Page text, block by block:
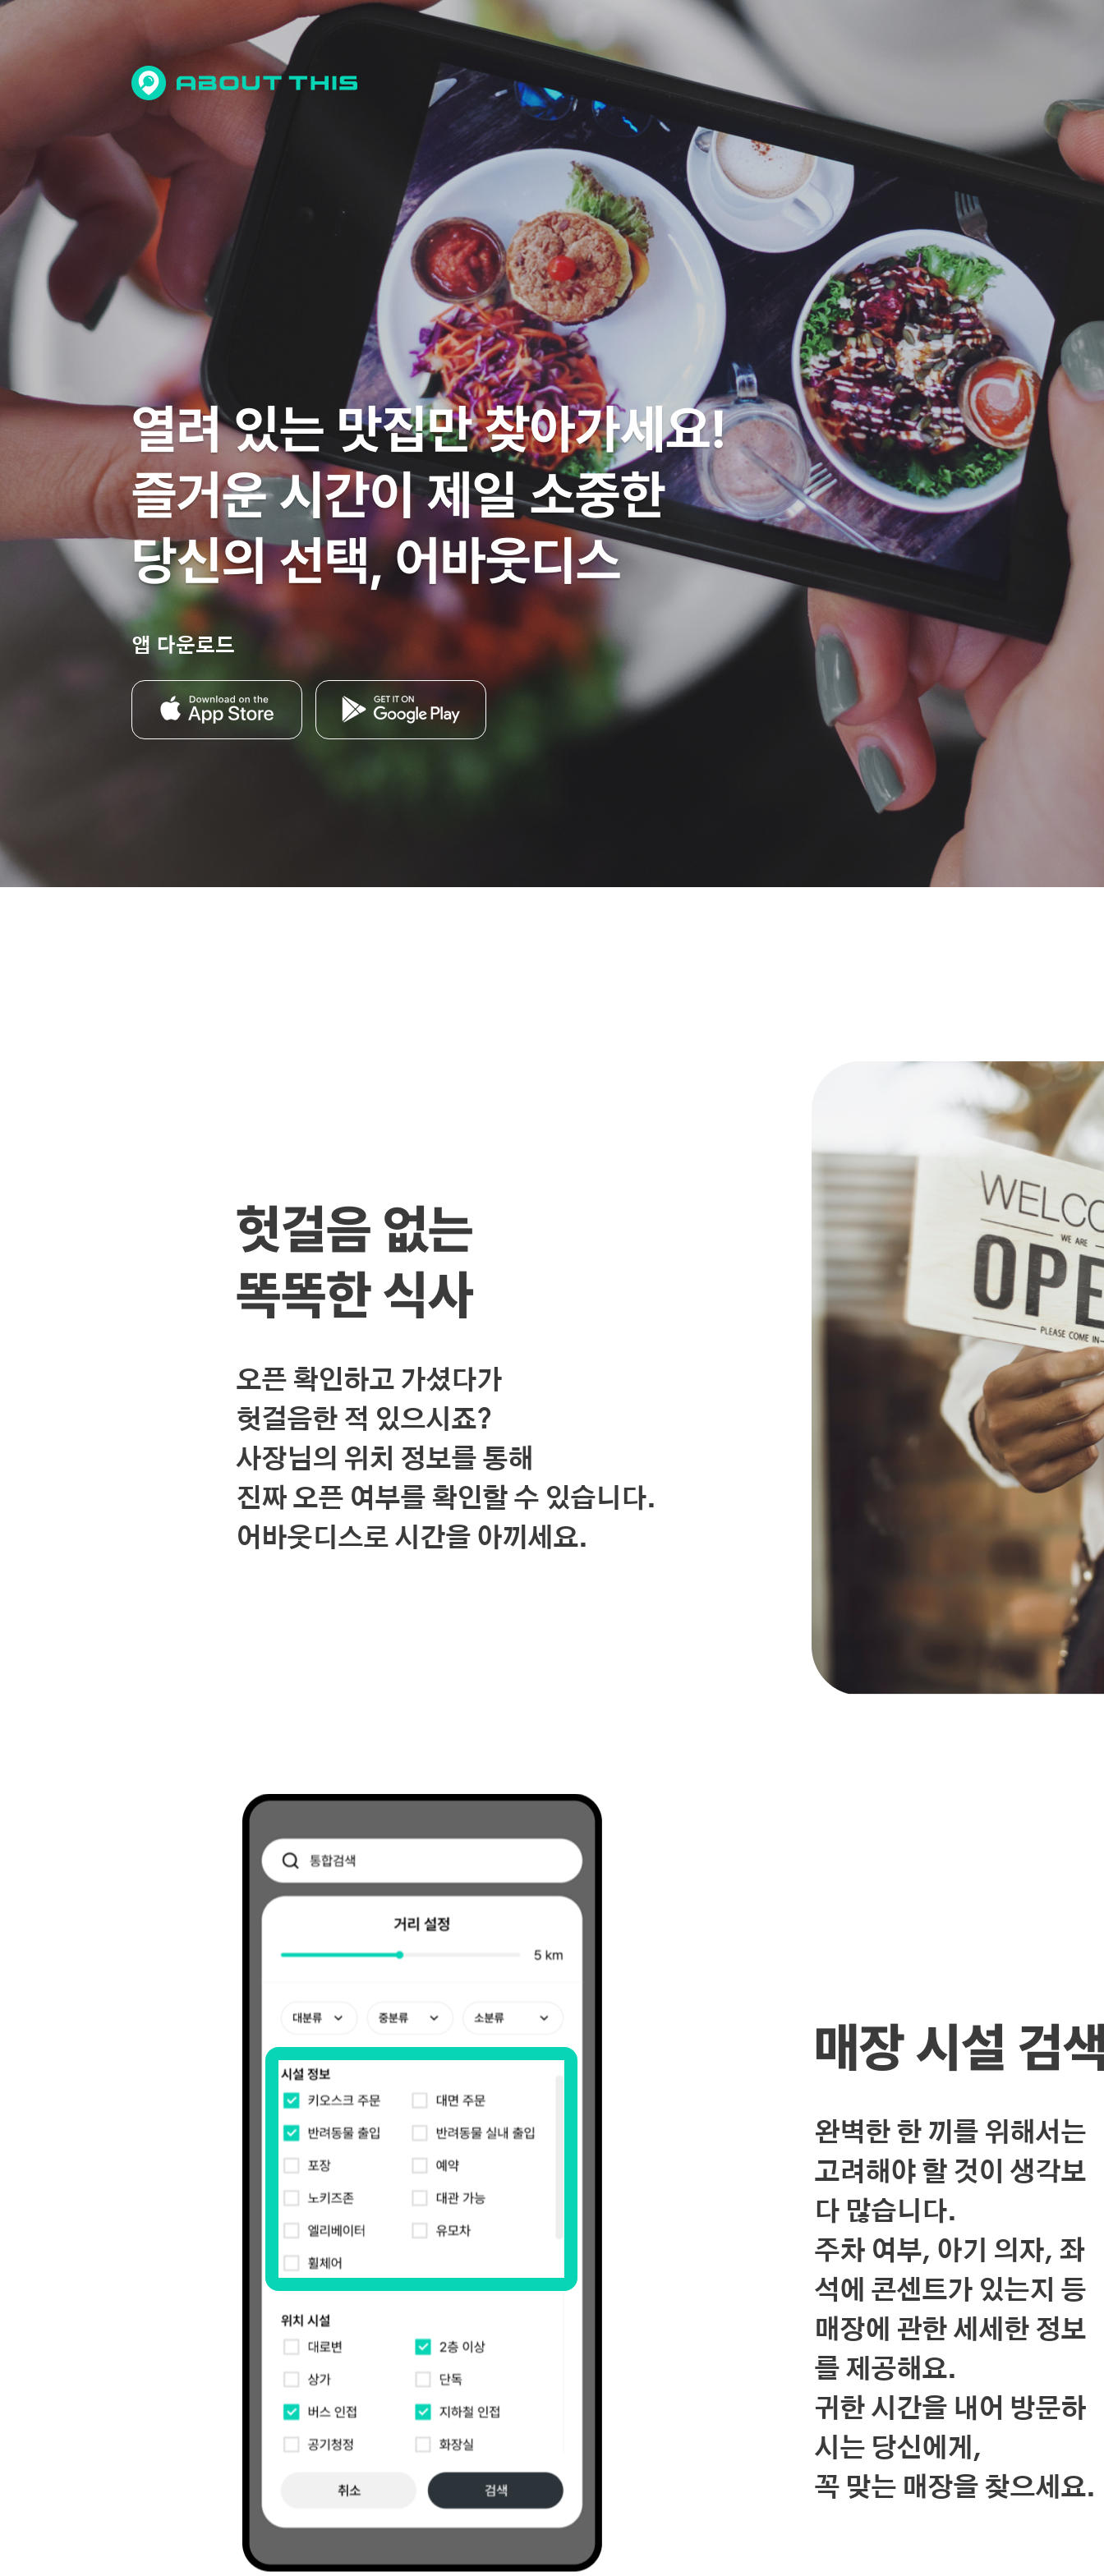
열려 있는 맛집만 찾아가세요!
즐거운 시간이 제일 소중한
당신의 선택, 어바웃디스
앱 다운로드
헛걸음 없는
똑똑한 식사
오픈 확인하고 가셨다가
헛걸음한 적 있으시죠?
사장님의 위치 정보를 통해
진짜 오픈 여부를 확인할 수 있습니다.
어바웃디스로 시간을 아끼세요.
매장 시설 검
완벽한 한 끼를 위해서는
고려해야 할 것이 생각보
다 많습니다.
주차 여부, 아기 의자, 좌
석에 콘센트가 있는지 등
매장에 관한 세세한 정보
를 제공해요.
귀한 시간을 내어 방문하
시는 당신에게,
꼭 맞는 매장을 찾으세요.